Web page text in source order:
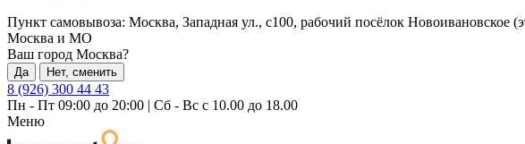
Пункт самовывоза: Москва, Западная ул., с100, рабочий посёлок
Москва и МО
Ваш город Москва?
Да Нет, сменить
8 (926) 300 44 43
Пн - Пт 09:00 до 20:00 | Сб - Вс с 10.00 до 18.00
Меню